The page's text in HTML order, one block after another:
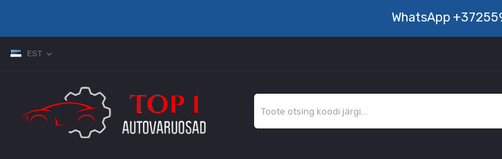
WhatsApp
EST expand_more